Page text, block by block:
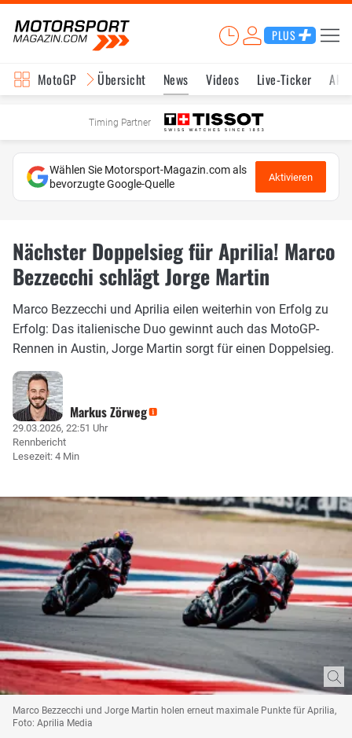
PLUS
MotoGP Übersicht News Videos Live-Ticker
Timing Partner
Wählen Sie Motorsport-Magazin.com als
bevorzugte Google-Quelle
Aktivieren
Nächster Doppelsieg für Aprilia! Marco
Bezzecchi schlägt Jorge Martin
Marco Bezzecchi und Aprilia eilen weiterhin von Erfolg zu
Erfolg: Das italienische Duo gewinnt auch das MotoGP-
Rennen in Austin, Jorge Martin sorgt für einen Doppelsieg.
Markus Zörweg
29.03.2026, 22:51 Uhr
Rennbericht
Lesezeit: 4 Min
Marco Bezzecchi und Jorge Martin holen erneut maximale Punkte für Aprilia,
Foto: Aprilia Media